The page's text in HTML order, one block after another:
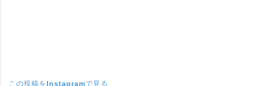
この投稿をInstagramで見る